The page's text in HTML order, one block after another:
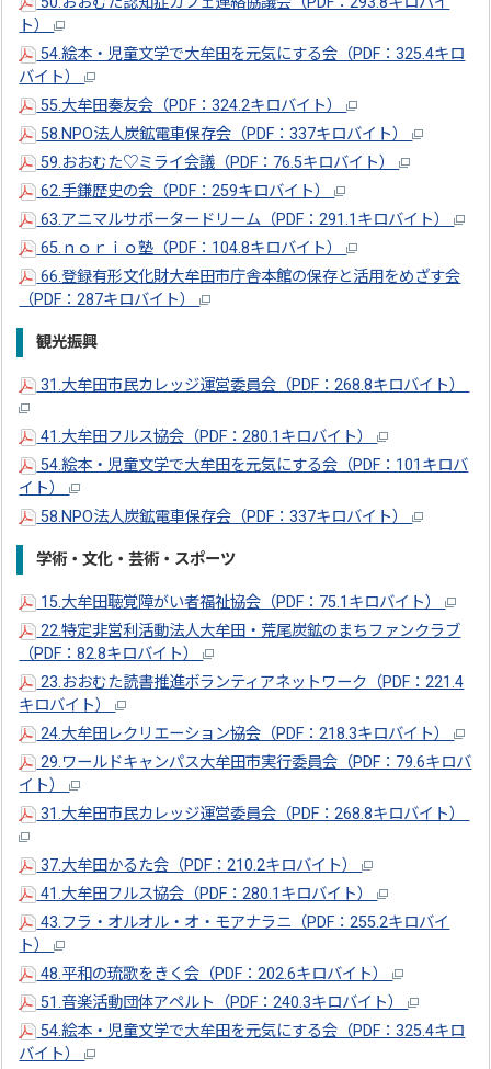
ト）
54.絵本・児童文学で大牟田を元気にする会（PDF：325.4キロ
バイト）
55.大牟田奏友会（PDF：324.2キロバイト）
58.NPO法人炭鉱電車保存会（PDF：337キロバイト）
59.おおむた♡ミライ会議（PDF：76.5キロバイト）
62.手鎌歴史の会（PDF：259キロバイト）
63.アニマルサポータードリーム（PDF：291.1キロバイト）
65.ｎｏｒｉｏ塾（PDF：104.8キロバイト）
66.登録有形文化財大牟田市庁舎本館の保存と活用をめざす会
（PDF：287キロバイト）
観光振興
31.大牟田市民カレッジ運営委員会（PDF：268.8キロバイト）
41.大牟田フルス協会（PDF：280.1キロバイト）
54.絵本・児童文学で大牟田を元気にする会（PDF：101キロバ
イト）
58.NPO法人炭鉱電車保存会（PDF：337キロバイト）
学術・文化・芸術・スポーツ
15.大牟田聴覚障がい者福祉協会（PDF：75.1キロバイト）
22.特定非営利活動法人大牟田・荒尾炭鉱のまちファンクラブ
（PDF：82.8キロバイト）
23.おおむた読書推進ボランティアネットワーク（PDF：221.4
キロバイト）
24.大牟田レクリエーション協会（PDF：218.3キロバイト）
29.ワールドキャンパス大牟田市実行委員会（PDF：79.6キロバ
イト）
31.大牟田市民カレッジ運営委員会（PDF：268.8キロバイト）
37.大牟田かるた会（PDF：210.2キロバイト）
41.大牟田フルス協会（PDF：280.1キロバイト）
43.フラ・オルオル・オ・モアナラニ（PDF：255.2キロバイ
ト）
48.平和の琉歌をきく会（PDF：202.6キロバイト）
51.音楽活動団体アペルト（PDF：240.3キロバイト）
54.絵本・児童文学で大牟田を元気にする会（PDF：325.4キロ
バイト）